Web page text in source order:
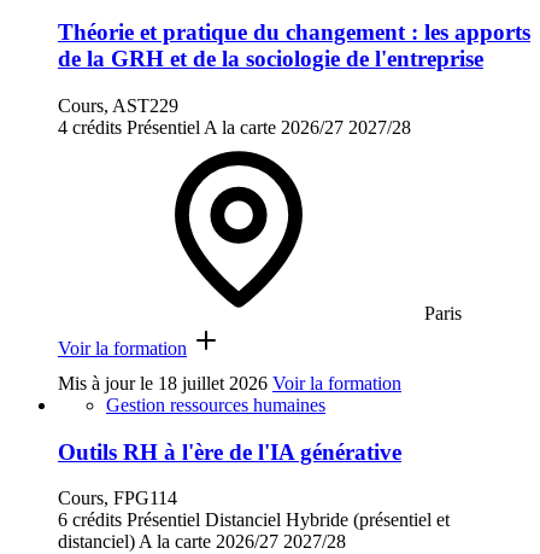
Théorie et pratique du changement : les apports
de la GRH et de la sociologie de l'entreprise
Cours, AST229
4 crédits Présentiel A la carte 2026/27 2027/28
Paris
Voir la formation
Mis à jour le 18 juillet 2026 Voir la formation
Gestion ressources humaines
Outils RH à l'ère de l'IA générative
Cours, FPG114
6 crédits Présentiel Distanciel Hybride (présentiel et
distanciel) A la carte 2026/27 2027/28